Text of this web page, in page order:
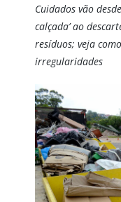
Cuidados vão
calçada’ ao
resíduos; veja
irregularidades